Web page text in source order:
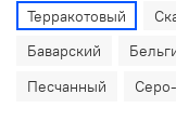
Терракотовый
Баварский
Песчанный